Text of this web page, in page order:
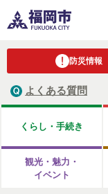
防災情報
よくある質問
くらし・手続き
観光・魅力・
イベント